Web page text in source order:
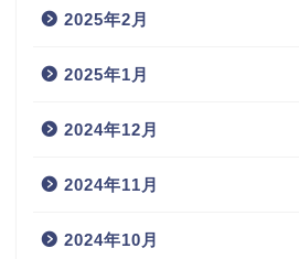
2025年2月
2025年1月
2024年12月
2024年11月
2024年10月